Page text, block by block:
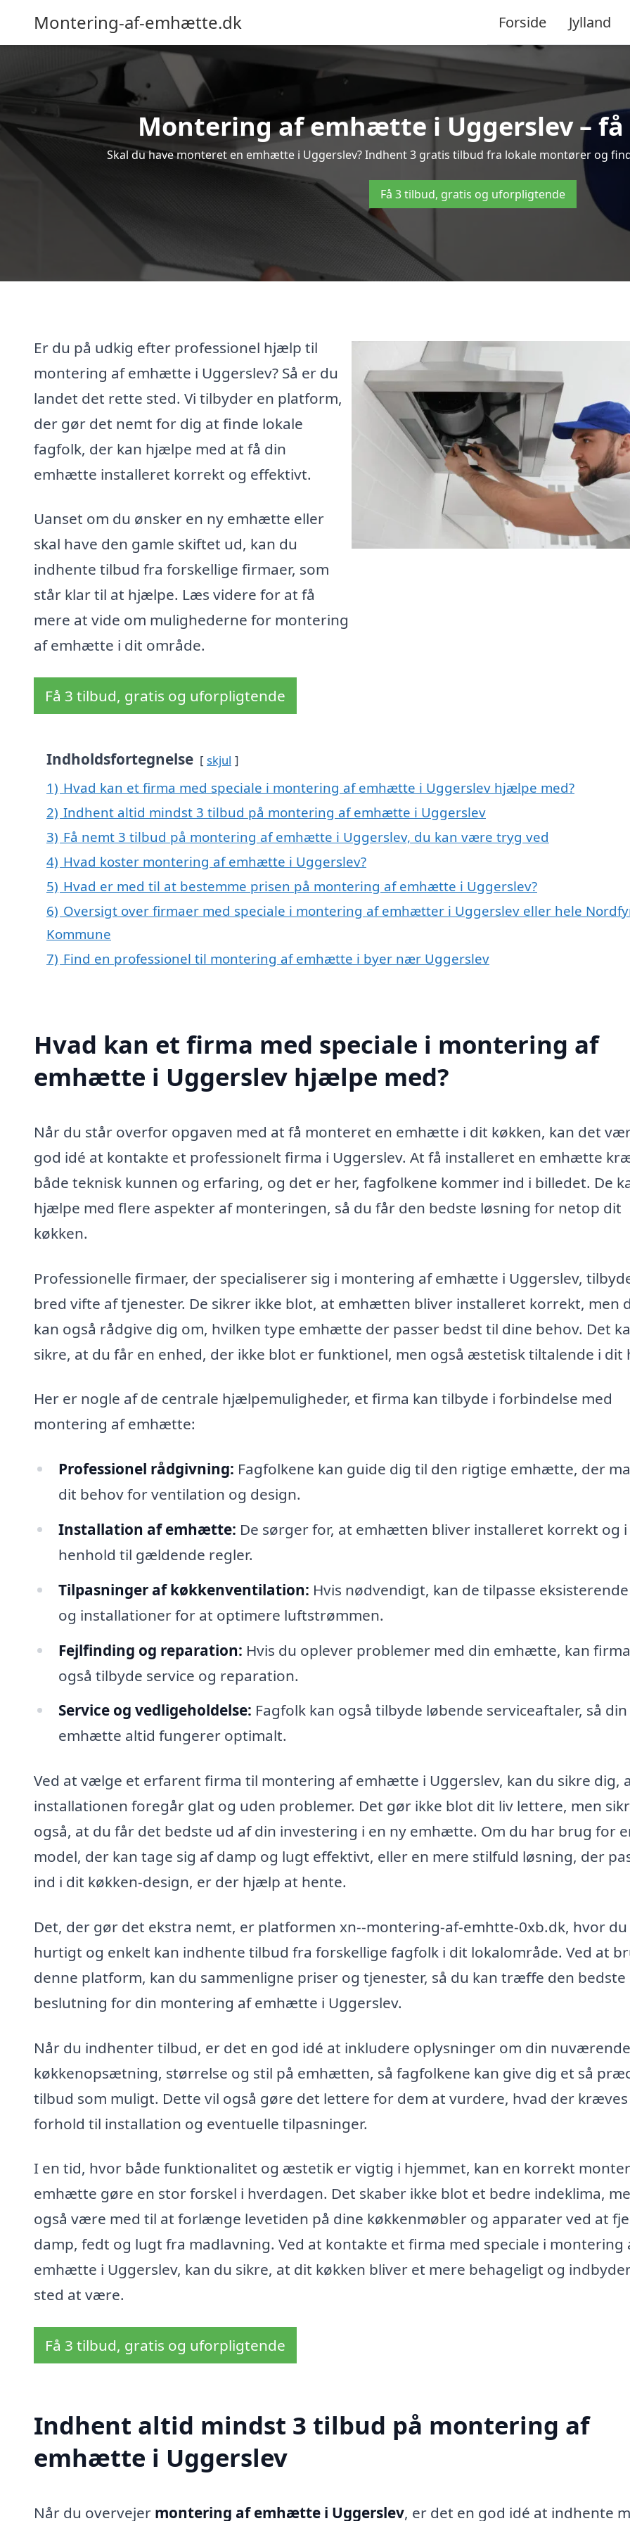
Montering-af-emhætte.dk Forside Jylland
Montering af emhætte i Uggerslev –
Skal du have monteret en emhætte i Uggerslev? Indhent 3 gratis tilbud fra lokale montører og
Få 3 tilbud, gratis og uforpligtende
Er du på udkig efter professionel hjælp til
montering af emhætte i Uggerslev? Så er du
landet det rette sted. Vi tilbyder en platform,
der gør det nemt for dig at finde lokale
fagfolk, der kan hjælpe med at få din
emhætte installeret korrekt og effektivt.
Uanset om du ønsker en ny emhætte eller
skal have den gamle skiftet ud, kan du
indhente tilbud fra forskellige firmaer, som
står klar til at hjælpe. Læs videre for at få
mere at vide om mulighederne for montering
af emhætte i dit område.
Få 3 tilbud, gratis og uforpligtende
Indholdsfortegnelse skjul
1) Hvad kan et firma med speciale i montering af emhætte i Uggerslev hjælpe med?
2) Indhent altid mindst 3 tilbud på montering af emhætte i Uggerslev
3) Få nemt 3 tilbud på montering af emhætte i Uggerslev, du kan være tryg ved
4) Hvad koster montering af emhætte i Uggerslev?
5) Hvad er med til at bestemme prisen på montering af emhætte i Uggerslev?
6) Oversigt over firmaer med speciale i montering af emhætter i Uggerslev eller hele
Kommune
7) Find en professionel til montering af emhætte i byer nær Uggerslev
Hvad kan et firma med speciale i montering af
emhætte i Uggerslev hjælpe med?
Når du står overfor opgaven med at få monteret en emhætte i dit køkken, kan det
god idé at kontakte et professionelt firma i Uggerslev. At få installeret en emhætte
både teknisk kunnen og erfaring, og det er her, fagfolkene kommer ind i billedet. De
hjælpe med flere aspekter af monteringen, så du får den bedste løsning for netop dit
køkken.
Professionelle firmaer, der specialiserer sig i montering af emhætte i Uggerslev,
bred vifte af tjenester. De sikrer ikke blot, at emhætten bliver installeret korrekt, men
kan også rådgive dig om, hvilken type emhætte der passer bedst til dine behov. Det
sikre, at du får en enhed, der ikke blot er funktionel, men også æstetisk tiltalende i dit
Her er nogle af de centrale hjælpemuligheder, et firma kan tilbyde i forbindelse med
montering af emhætte:
Professionel rådgivning: Fagfolkene kan guide dig til den rigtige emhætte, der
dit behov for ventilation og design.
Installation af emhætte: De sørger for, at emhætten bliver installeret korrekt og i
henhold til gældende regler.
Tilpasninger af køkkenventilation: Hvis nødvendigt, kan de tilpasse
og installationer for at optimere luftstrømmen.
Fejlfinding og reparation: Hvis du oplever problemer med din emhætte, kan
også tilbyde service og reparation.
Service og vedligeholdelse: Fagfolk kan også tilbyde løbende serviceaftaler, så din
emhætte altid fungerer optimalt.
Ved at vælge et erfarent firma til montering af emhætte i Uggerslev, kan du sikre dig,
installationen foregår glat og uden problemer. Det gør ikke blot dit liv lettere, men
også, at du får det bedste ud af din investering i en ny emhætte. Om du har brug for
model, der kan tage sig af damp og lugt effektivt, eller en mere stilfuld løsning, der
ind i dit køkken-design, er der hjælp at hente.
Det, der gør det ekstra nemt, er platformen xn--montering-af-emhtte-0xb.dk, hvor du
hurtigt og enkelt kan indhente tilbud fra forskellige fagfolk i dit lokalområde. Ved at
denne platform, kan du sammenligne priser og tjenester, så du kan træffe den bedste
beslutning for din montering af emhætte i Uggerslev.
Når du indhenter tilbud, er det en god idé at inkludere oplysninger om din nuværende
køkkenopsætning, størrelse og stil på emhætten, så fagfolkene kan give dig et så
tilbud som muligt. Dette vil også gøre det lettere for dem at vurdere, hvad der kræves
forhold til installation og eventuelle tilpasninger.
I en tid, hvor både funktionalitet og æstetik er vigtig i hjemmet, kan en korrekt
emhætte gøre en stor forskel i hverdagen. Det skaber ikke blot et bedre indeklima,
også være med til at forlænge levetiden på dine køkkenmøbler og apparater ved at
damp, fedt og lugt fra madlavning. Ved at kontakte et firma med speciale i montering
emhætte i Uggerslev, kan du sikre, at dit køkken bliver et mere behageligt og
sted at være.
Få 3 tilbud, gratis og uforpligtende
Indhent altid mindst 3 tilbud på montering af
emhætte i Uggerslev
Når du overvejer montering af emhætte i Uggerslev, er det en god idé at indhente